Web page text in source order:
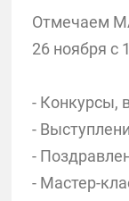
Отмечаем
26 ноября с
- Конкурсы,
-
-
- Мастер-